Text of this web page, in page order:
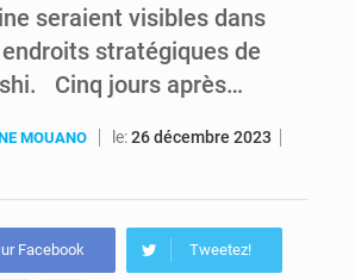
seraient visibles dans
stratégiques de
Cinq jours après…
MOUANO le:26 décembre 2023
Facebook Tweetez!